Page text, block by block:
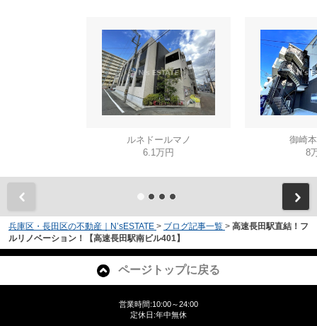
ルネドールマノ
6.1万円
御崎
8
兵庫区・長田区の不動産｜N’sESTATE > ブログ記事一覧 > 高速長田駅直結！フ
ルリノベーション！【高速長田駅南ビル401】
ページトップに戻る
営業時間:10:00～24:00
定休日:年中無休